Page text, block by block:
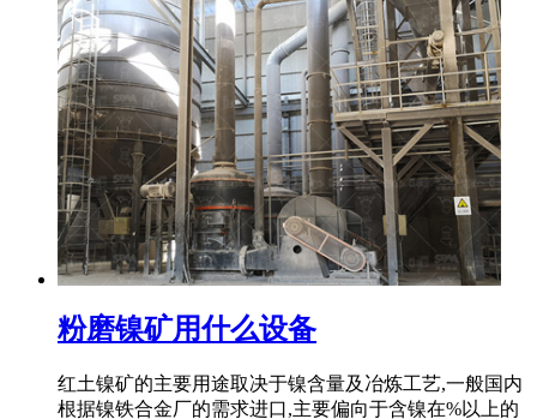
粉磨镍矿用什么设备
红土镍矿的主要用途取决于镍含量及冶炼工艺,一般国内
根据镍铁合金厂的需求进口,主要偏向于含镍在%以上的